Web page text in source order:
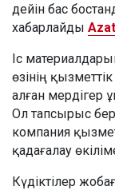
дейін бас
хабарлайды
Іс
өзінің
алған мердігер
Ол тапсырыс
компания
қадағалау
Күдіктілер